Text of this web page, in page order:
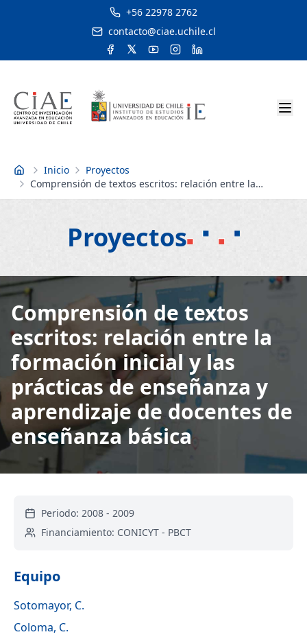
+56 22978 2762
contacto@ciae.uchile.cl
Inicio Inicio
Proyectos
Comprensión de textos escritos: relación entre la
formación inicial y las prácticas de enseñanza y
Proyectos
Comprensión de textos
escritos: relación entre la
formación inicial y las
prácticas de enseñanza y
aprendizaje de docentes de
enseñanza básica
Periodo: 2008 - 2009
Financiamiento: CONICYT - PBCT
Equipo
Sotomayor, C.
Coloma, C.